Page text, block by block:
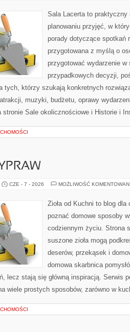
Sala Lacerta to praktyczny
planowaniu przyjęć, w
porady dotyczące spotkań
przygotowana z myślą o
przygotować wydarzenie
przypadkowych decyzji,
tych, którzy szukają konkretnych
muzyki, budżetu, oprawy
stronie Sale okolicznościowe i Historie i
CZE - 7 - 2026 MOŻLIWOŚĆ
Zioła od Kuchni to blog
poznać domowe sposoby
codziennym życiu. Strona
suszone zioła mogą
deserów, przekąsek i
domowa skarbnica
lecz stają się główną inspiracją. Serwis
wiele prostych sposobów, zarówno w